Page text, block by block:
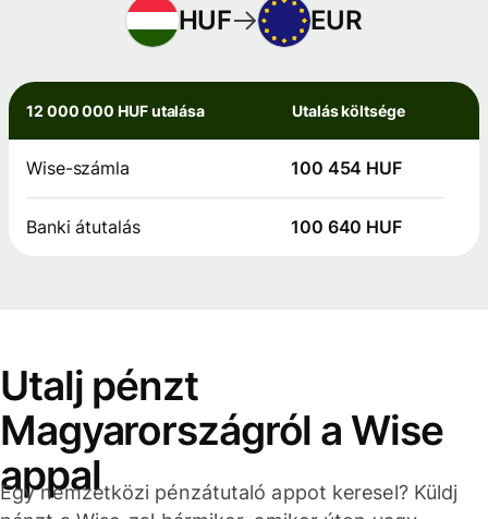
HUF EUR
12 000 000 HUF utalása Utalás költsége
Wise-számla 100 454 HUF
Banki átutalás 100 640 HUF
Utalj pénzt
Magyarországról a Wise
appal
Egy nemzetközi pénzátutaló appot keresel? Küldj